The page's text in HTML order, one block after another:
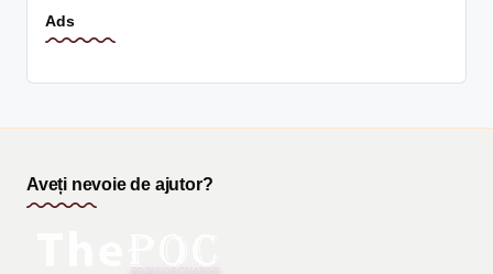
Ads
Aveți nevoie de ajutor?